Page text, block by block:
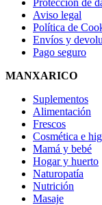
Protección de
Aviso legal
Política de
Envíos y
Pago seguro
MANXARICO
Suplementos
Alimentación
Frescos
Cosmética e
Mamá y bebé
Hogar y huerto
Naturopatía
Nutrición
Masaje